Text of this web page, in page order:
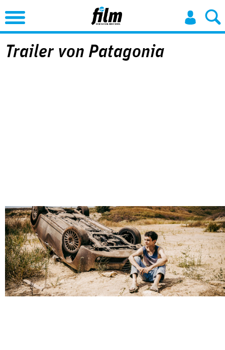
Jump to Navigation
Trailer von Patagonia